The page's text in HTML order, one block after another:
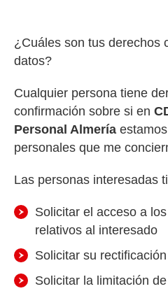
¿Cuáles son tus derechos
datos?
Cualquier persona tiene
confirmación sobre si en
Personal Almería
personales que me
Las personas interesadas
Solicitar el acceso a
relativos al interesado
Solicitar su
Solicitar la limitación